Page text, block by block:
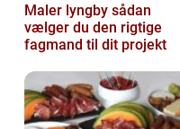
Maler lyngby sådan
vælger du den rigtige
fagmand til dit projekt